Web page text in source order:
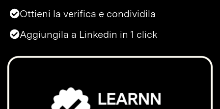
Ottieni la verifica e condividila
Aggiungila a Linkedin in 1 click